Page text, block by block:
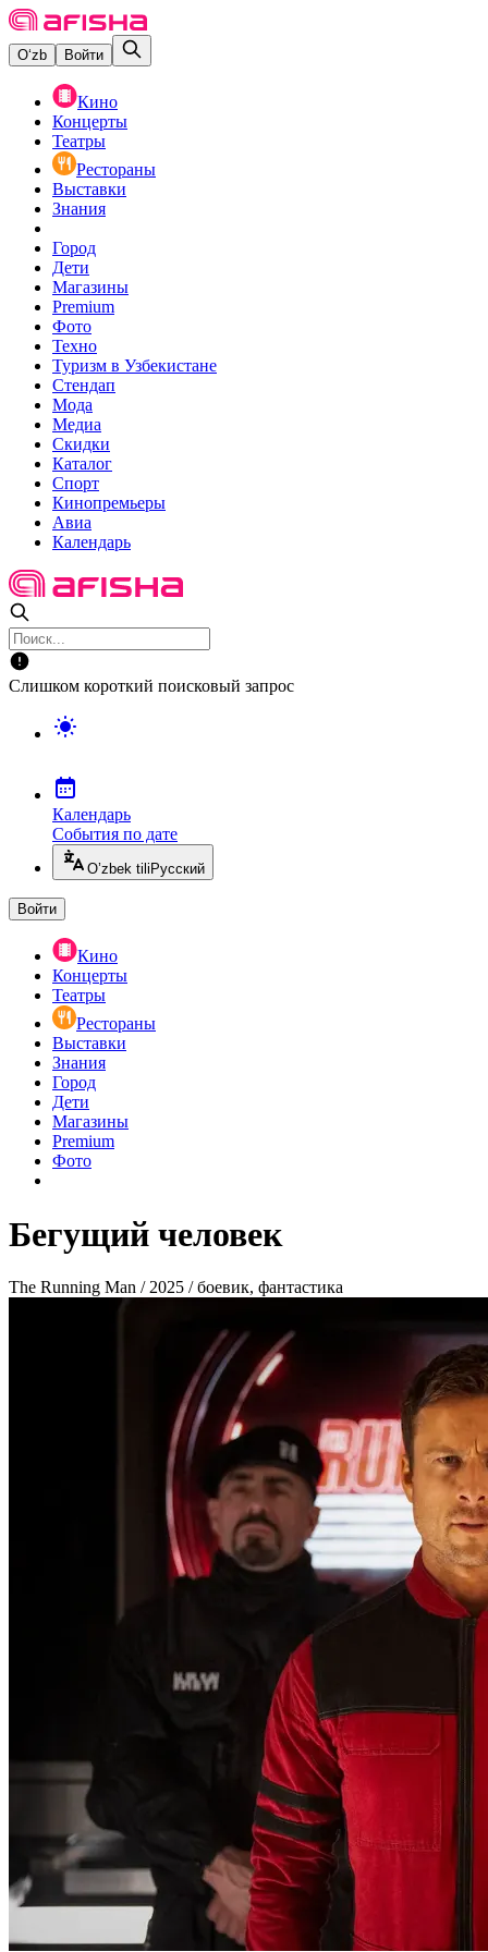
O‘zb Войти
Кино
Концерты
Театры
Рестораны
Выставки
Знания
Город
Дети
Магазины
Premium
Фото
Техно
Туризм в Узбекистане
Стендап
Мода
Медиа
Скидки
Каталог
Спорт
Кинопремьеры
Авиа
Календарь
Слишком короткий поисковый запрос
Календарь
События по дате
O’zbek tili Русский
Войти
Кино
Концерты
Театры
Рестораны
Выставки
Знания
Город
Дети
Магазины
Premium
Фото
Бегущий человек
The Running Man / 2025 / боевик, фантастика